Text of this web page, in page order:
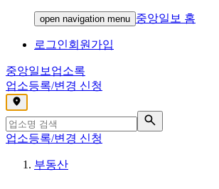
open navigation menu 중앙일보 홈
로그인회원가입
중앙일보 업소록
업소등록/변경 신청
,
업소등록/변경 신청
부동산